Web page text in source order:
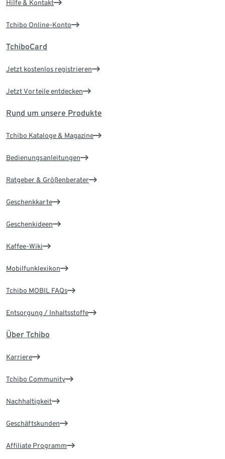
Hilfe & Kontakt
Tchibo Online-Konto
TchiboCard
Jetzt kostenlos registrieren
Jetzt Vorteile entdecken
Rund um unsere Produkte
Tchibo Kataloge & Magazine
Bedienungsanleitungen
Ratgeber & Größenberater
Geschenkkarte
Geschenkideen
Kaffee-Wiki
Mobilfunklexikon
Tchibo MOBIL FAQs
Entsorgung / Inhaltsstoffe
Über Tchibo
Karriere
Tchibo Community
Nachhaltigkeit
Geschäftskunden
Affiliate Programm